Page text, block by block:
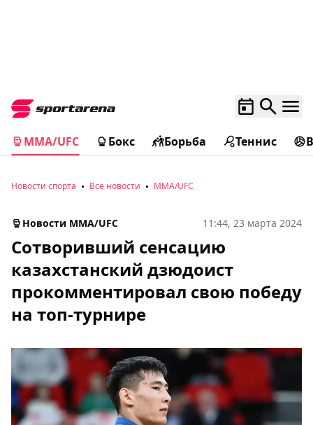
MMA/UFC Бокс Борьба Теннис
Новости спорта Все новости MMA/UFC
Новости MMA/UFC 11:44, 23 марта 2024
Сотворивший сенсацию
казахстанский дзюдоист
прокомментировал свою победу
на топ-турнире